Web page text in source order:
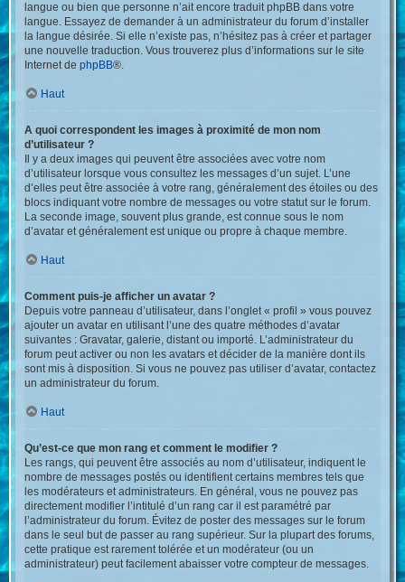
langue ou bien que personne n’ait encore traduit phpBB dans votre
langue. Essayez de demander à un administrateur du forum d’installer
la langue désirée. Si elle n’existe pas, n’hésitez pas à créer et partager
une nouvelle traduction. Vous trouverez plus d’informations sur le site
Internet dephpBB®.
Haut
A quoi correspondent les images à proximité de mon nom
d’utilisateur ?
Il y a deux images qui peuvent être associées avec votre nom
d’utilisateur lorsque vous consultez les messages d’un sujet. L’une
d’elles peut être associée à votre rang, généralement des étoiles ou des
blocs indiquant votre nombre de messages ou votre statut sur le forum.
La seconde image, souvent plus grande, est connue sous le nom
d’avatar et généralement est unique ou propre à chaque membre.
Haut
Comment puis-je afficher un avatar ?
Depuis votre panneau d’utilisateur, dans l’onglet « profil » vous pouvez
ajouter un avatar en utilisant l’une des quatre méthodes d’avatar
suivantes : Gravatar, galerie, distant ou importé. L’administrateur du
forum peut activer ou non les avatars et décider de la manière dont ils
sont mis à disposition. Si vous ne pouvez pas utiliser d’avatar, contactez
un administrateur du forum.
Haut
Qu’est-ce que mon rang et comment le modifier ?
Les rangs, qui peuvent être associés au nom d’utilisateur, indiquent le
nombre de messages postés ou identifient certains membres tels que
les modérateurs et administrateurs. En général, vous ne pouvez pas
directement modifier l’intitulé d’un rang car il est paramétré par
l’administrateur du forum. Évitez de poster des messages sur le forum
dans le seul but de passer au rang supérieur. Sur la plupart des forums,
cette pratique est rarement tolérée et un modérateur (ou un
administrateur) peut facilement abaisser votre compteur de messages.